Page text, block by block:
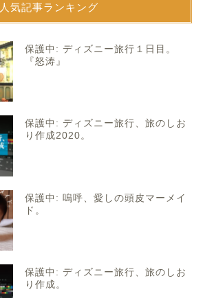
人気記事ランキング
保護中: ディズニー旅行１日目。
『怒涛』
保護中: ディズニー旅行、旅のしお
り作成2020。
保護中: 嗚呼、愛しの頭皮マーメイ
ド。
保護中: ディズニー旅行、旅のしお
り作成。